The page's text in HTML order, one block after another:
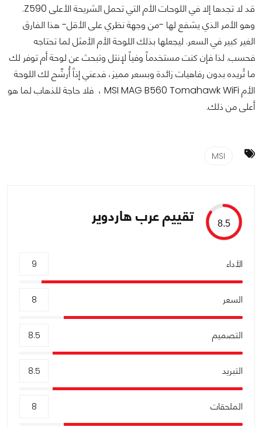
قد لا تجدها إلا في اللوحات الأم التي تحمل الشريحة الأعلى Z590.
وهو الأمر الذي يشفع لها -من وجهة نظري على الأقل- هذا الفارق
الغير كبير في السعر. ليجعلها بذلك اللوحة الأم الأمثل لما تحتاجه
فحسب. لذا فإن كنت مستخدماً وفياً لإنتل وتبحث عن لوحة أم توفر لك
ما تُريده بدون رفاهيات زائدة وبسعر مميز، فدعني إذاً أُرشّح لك اللوحة
الأم MSI MAG B560 Tomahawk WiFi ، فلا حاجة للذهاب لما هو
أعلى من ذلك.
MSI
8.5 تقييم عرب هاردوير
الأداء 9
السعر 8
التصميم 8.5
التبريد 8.5
الملحقات 8